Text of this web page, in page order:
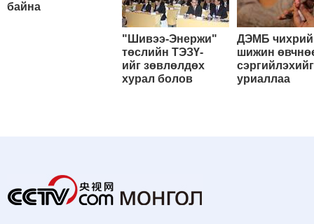
байна
"Шивээ-Энержи"
төслийн ТЭЗҮ-
ийг зөвлөлдөх
хурал болов
ДЭМБ
шижин
сэргийлэхийг
уриаллаа